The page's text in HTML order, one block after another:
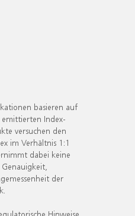
basieren auf
Index-
versuchen den
im Verhältnis 1:1
dabei keine
der